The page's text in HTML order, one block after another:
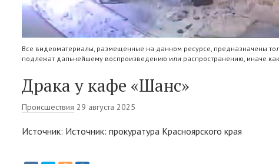
Все видеоматериалы, размещенные на данном ресурсе, предназначены
подлежат дальнейшему воспроизведению или распространению, иначе
Драка у кафе «Шанс»
Происшествия 29 августа 2025
Источник: Источник: прокуратура Красноярского края